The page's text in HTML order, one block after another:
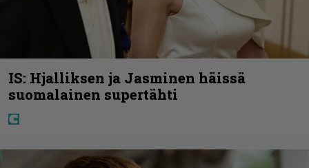
IS: Hjalliksen ja Jasminen häissä
suomalainen supertähti